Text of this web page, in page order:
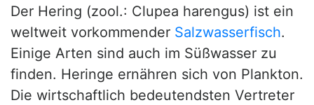
Der Hering (zool.: Clupea harengus) ist ein
weltweit vorkommender Salzwasserfisch.
Einige Arten sind auch im Süßwasser zu
finden. Heringe ernähren sich von Plankton.
Die wirtschaftlich bedeutendsten Vertreter